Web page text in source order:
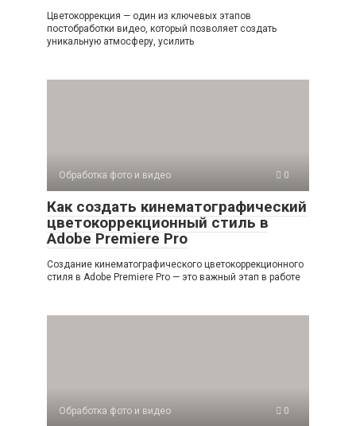
Цветокоррекция — один из ключевых этапов
постобработки видео, который позволяет создать
уникальную атмосферу, усилить
Обработка фото и видео 0
Как создать кинематографический
цветокоррекционный стиль в
Adobe Premiere Pro
Создание кинематографического цветокоррекционного
стиля в Adobe Premiere Pro — это важный этап в работе
Обработка фото и видео 0